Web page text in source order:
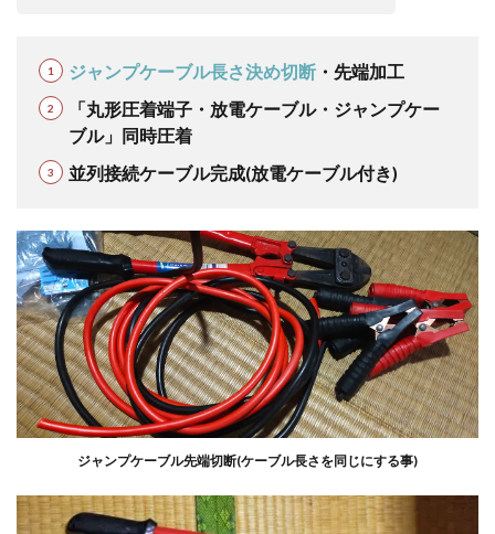
ジャンプケーブル長さ決め切断 ・先端加工
「丸形圧着端子・放電ケーブル・ジャンプケー
ブル」同時圧着
並列接続ケーブル完成(放電ケーブル付き)
ジャンプケーブル先端切断(ケーブル長さを同じにする事)